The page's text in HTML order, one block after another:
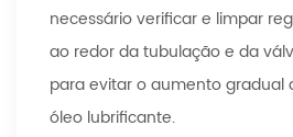
necessário verificar e limpar
ao redor da tubulação e da
para evitar o aumento gradual
óleo lubrificante.